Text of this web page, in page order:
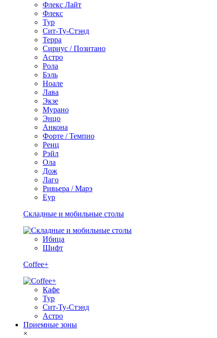
Флекс Лайт
Флекс
Тур
Сит-Ту-Стэнд
Терра
Сириус / Позитано
Астро
Рола
Бэль
Ноале
Лава
Экзе
Мурано
Энцо
Анкона
Форте / Темпио
Ренц
Рэйл
Ола
Дож
Лаго
Ривьера / Марэ
Еур
Складные и мобильные столы
Ибица
Шифт
Coffee+
Кафе
Тур
Сит-Ту-Стэнд
Астро
Приемные зоны
×